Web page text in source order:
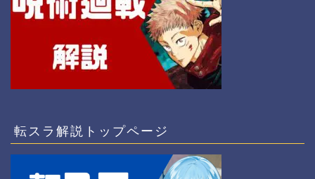
転スラ解説トップページ